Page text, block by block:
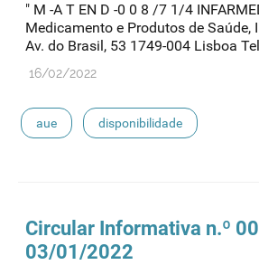
" M -A T EN D -0 0 8 /7 1/4
Medicamento e Produtos de Saúde,
Av. do Brasil, 53 1749-004 Lisboa
16/02/2022
aue disponibilidade
Circular Informativa n.º
03/01/2022